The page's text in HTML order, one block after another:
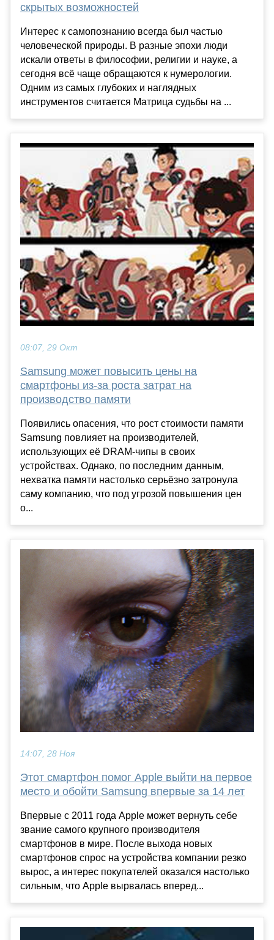
скрытых возможностей
Интерес к самопознанию всегда был частью
человеческой природы. В разные эпохи люди
искали ответы в философии, религии и науке, а
сегодня всё чаще обращаются к нумерологии.
Одним из самых глубоких и наглядных
инструментов считается Матрица судьбы на ...
08:07, 29 Окт
Samsung может повысить цены на
смартфоны из-за роста затрат на
производство памяти
Появились опасения, что рост стоимости памяти
Samsung повлияет на производителей,
использующих её DRAM-чипы в своих
устройствах. Однако, по последним данным,
нехватка памяти настолько серьёзно затронула
саму компанию, что под угрозой повышения цен
о...
14:07, 28 Ноя
Этот смартфон помог Apple выйти на первое
место и обойти Samsung впервые за 14 лет
Впервые с 2011 года Apple может вернуть себе
звание самого крупного производителя
смартфонов в мире. После выхода новых
смартфонов спрос на устройства компании резко
вырос, а интерес покупателей оказался настолько
сильным, что Apple вырвалась вперед...